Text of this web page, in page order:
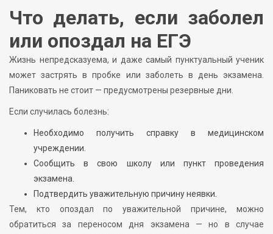
Что делать, если заболел
или опоздал на ЕГЭ
Жизнь непредсказуема, и даже самый пунктуальный ученик
может застрять в пробке или заболеть в день экзамена.
Паниковать не стоит — предусмотрены резервные дни.
Если случилась болезнь:
Необходимо получить справку в медицинском
учреждении.
Сообщить в свою школу или пункт проведения
экзамена.
Подтвердить уважительную причину неявки.
Тем, кто опоздал по уважительной причине, можно
обратиться за переносом дня экзамена — но в случае